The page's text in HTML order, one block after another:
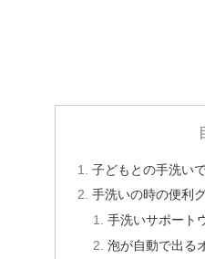
子どもとの手洗い
手洗いの時の便利
手洗いサポート
泡が自動で出る